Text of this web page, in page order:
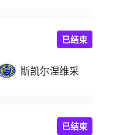
斯凯尔涅维采
已结束
已结束